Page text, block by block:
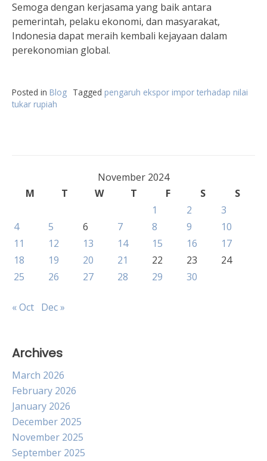
Semoga dengan kerjasama yang baik antara
pemerintah, pelaku ekonomi, dan masyarakat,
Indonesia dapat meraih kembali kejayaan dalam
perekonomian global.
Posted in Blog Tagged pengaruh ekspor impor terhadap nilai
tukar rupiah
November 2024
M
T W T F S
S
1
2
3
4
5 6 7 8 9
10
11
12 13 14 15 16
17
18
19 20 21 22 23
24
25
26 27 28 29 30
« Oct Dec »
Archives
March 2026
February 2026
January 2026
December 2025
November 2025
September 2025